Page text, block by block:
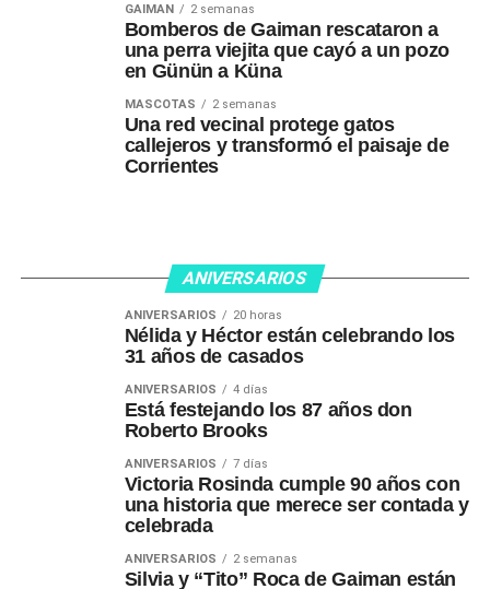
GAIMAN 2 semanas
Bomberos de Gaiman rescataron a
una perra viejita que cayó a un pozo
en Günün a Küna
MASCOTAS 2 semanas
Una red vecinal protege gatos
callejeros y transformó el paisaje de
Corrientes
ANIVERSARIOS
ANIVERSARIOS 20 horas
Nélida y Héctor están celebrando los
31 años de casados
ANIVERSARIOS 4 días
Está festejando los 87 años don
Roberto Brooks
ANIVERSARIOS 7 días
Victoria Rosinda cumple 90 años con
una historia que merece ser contada y
celebrada
ANIVERSARIOS 2 semanas
Silvia y “Tito” Roca de Gaiman están